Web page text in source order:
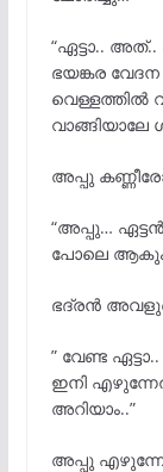
“ഏട്ടാ.. അത്..
ഭയങ്കര
വെള്ളത്തിൽ
വാങ്ങിയാലേ
അപ്പു
“അപ്പു…
പോലെ
ഭദ്രൻ
” വേണ്ട
ഇനി
അറിയാം..”
അപ്പു